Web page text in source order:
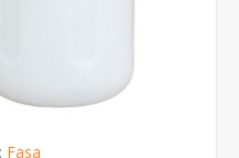
Fasa